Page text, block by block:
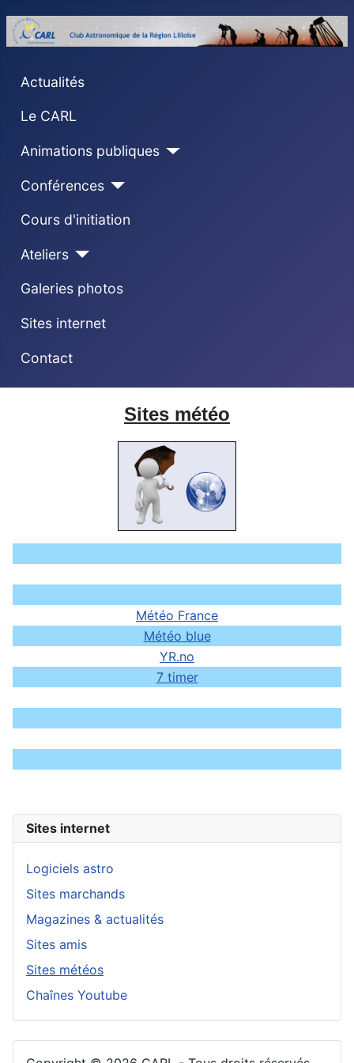
Actualités
Le CARL
Animations publiques
Conférences
Cours d'initiation
Ateliers
Galeries photos
Sites internet
Contact
Sites météo
Météo France
Météo blue
YR.no
7 timer
Sites internet
Logiciels astro
Sites marchands
Magazines & actualités
Sites amis
Sites météos
Chaînes Youtube